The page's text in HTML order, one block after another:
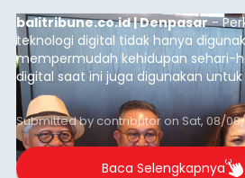
balitribune.co.id | Denpasar-
teknologi digital tidak hanya
mempermudah kehidupan sehari-
digital saat ini juga digunakan
dan mengelola data base alumni
sekolah, salah satunya adalah
Denpasar.
Submitted bycontributoron Sat, 08/
Baca Selengkapnya